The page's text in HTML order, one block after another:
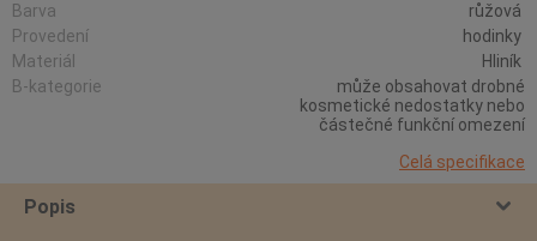
Barva
růžová
Provedení
hodinky
Materiál
Hliník
B-kategorie
může obsahovat drobné
kosmetické nedostatky nebo
částečné funkční omezení
Celá specifikace
Popis